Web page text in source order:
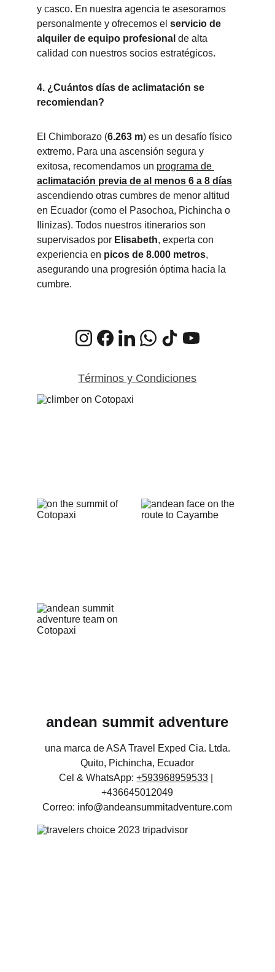
y casco. En nuestra agencia te asesoramos
personalmente y ofrecemos el servicio de
alquiler de equipo profesional de alta
calidad con nuestros socios estratégicos.
4. ¿Cuántos días de aclimatación se
recomiendan?
El Chimborazo (6.263 m) es un desafío físico
extremo. Para una ascensión segura y
exitosa, recomendamos un programa de
aclimatación previa de al menos 6 a 8 días
ascendiendo otras cumbres de menor altitud
en Ecuador (como el Pasochoa, Pichincha o
Ilinizas). Todos nuestros itinerarios son
supervisados por Elisabeth, experta con
experiencia en picos de 8.000 metros,
asegurando una progresión óptima hacia la
cumbre.
Términos y Condiciones
andean summit adventure
una marca de ASA Travel Exped Cia. Ltda.
Quito, Pichincha, Ecuador
Cel & WhatsApp: +593968959533
+436645012049
Correo: info@andeansummitadventure.com